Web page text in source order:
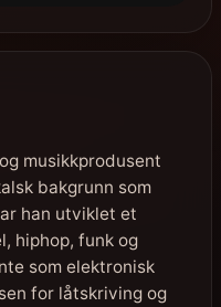
musikkprodusent
bakgrunn som
han utviklet et
hiphop, funk og
som elektronisk
for låtskriving og